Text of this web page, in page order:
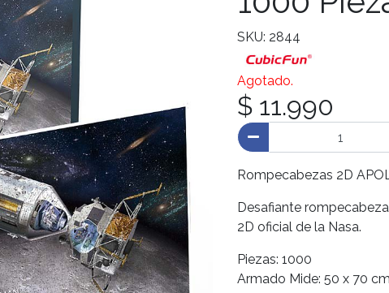
SKU: 2844
Agotado.
$ 11.990
Rompecabezas 2D
Desafiante
2D oficial de la Nasa.
Piezas: 1000
Armado Mide: 50 x 70 cm